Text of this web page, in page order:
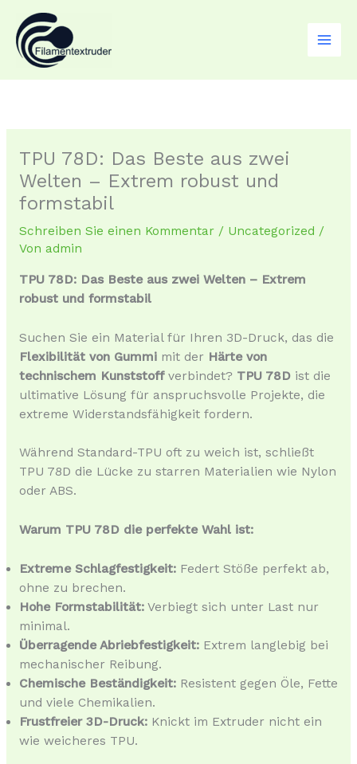
Inhalt
springen
TPU 78D: Das Beste aus zwei
Welten – Extrem robust und
formstabil
Schreiben Sie einen Kommentar / Uncategorized /
Von admin
TPU 78D: Das Beste aus zwei Welten – Extrem
robust und formstabil
Suchen Sie ein Material für Ihren 3D-Druck, das die
Flexibilität von Gummimit der Härte von
technischem Kunststoffverbindet? TPU 78Dist die
ultimative Lösung für anspruchsvolle Projekte, die
extreme Widerstandsfähigkeit fordern.
Während Standard-TPU oft zu weich ist, schließt
TPU 78D die Lücke zu starren Materialien wie Nylon
oder ABS.
Warum TPU 78D die perfekte Wahl ist:
Extreme Schlagfestigkeit:Federt Stöße perfekt ab,
ohne zu brechen.
Hohe Formstabilität:Verbiegt sich unter Last nur
minimal.
Überragende Abriebfestigkeit:Extrem langlebig bei
mechanischer Reibung.
Chemische Beständigkeit:Resistent gegen Öle, Fette
und viele Chemikalien.
Frustfreier 3D-Druck:Knickt im Extruder nicht ein
wie weicheres TPU.